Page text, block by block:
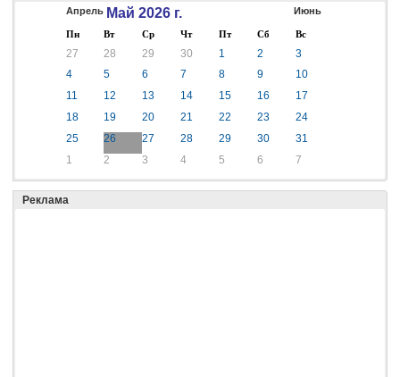
Апрель Май 2026 г. Июнь
Пн Вт Ср Чт Пт Сб Вс
27 28 29 30 1 2
3
4
5 6 7 8 9
10
11
12 13 14 15 16
17
18
19 20 21 22 23
24
25
26 27 28 29 30
31
1
2 3 4 5 6 7
Реклама